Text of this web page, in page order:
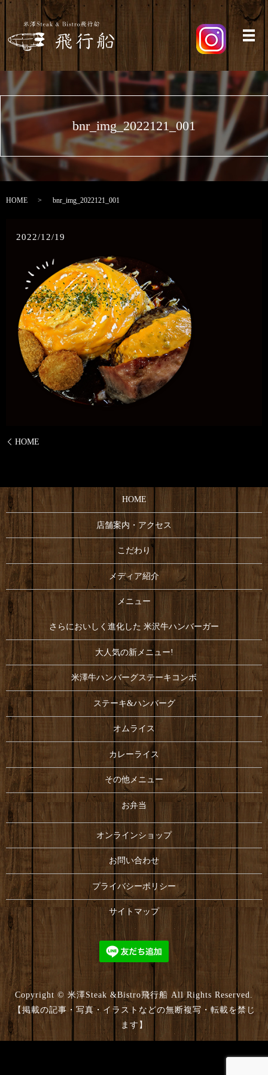
メ
bnr_img_2022121_001
HOME bnr_img_2022121_001
2022/12/19
HOME
HOME
店舗案内・アクセス
こだわり
メディア紹介
メニュー
さらにおいしく進化した 米沢牛ハンバーガー
大人気の新メニュー!
米澤牛ハンバーグステーキコンボ
ステーキ&ハンバーグ
オムライス
カレーライス
その他メニュー
お弁当
オンラインショップ
お問い合わせ
プライバシーポリシー
サイトマップ
Copyright © 米澤Steak &Bistro飛行船 All Rights Reserved.
【掲載の記事・写真・イラストなどの無断複写・転載を禁じ
ます】